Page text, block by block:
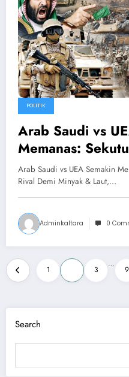
POLITIK
Arab Saudi vs
Memanas:
Rival Demi
Perang di Yaman
Arab Saudi vs UEA Semakin
Rival Demi Minyak & Laut,…
Adminkaltara 0
Posts
pagination
1 3
…
9
Search